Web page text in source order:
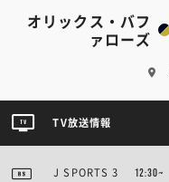
オリックス・バフ
ァローズ
TV放送情報
J SPORTS 3 12:30~